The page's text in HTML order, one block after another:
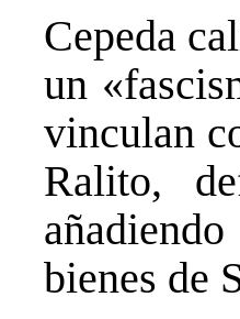
Cepeda
un
vinculan
Ralito,
bienes de